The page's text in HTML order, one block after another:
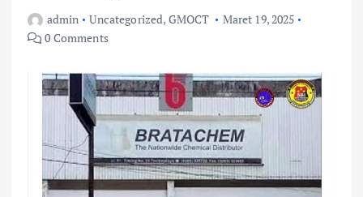
admin Uncategorized, GMOCT
Maret 19, 2025
0 Comments